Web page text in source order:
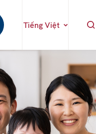
Tiếng Việt